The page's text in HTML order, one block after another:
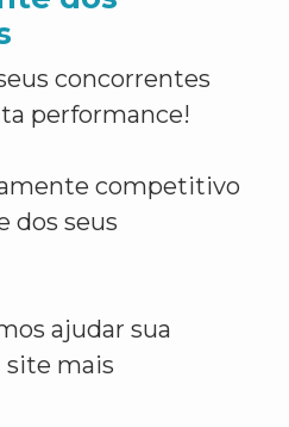
concorrentes
performance!
competitivo
dos seus
ajudar sua
site mais